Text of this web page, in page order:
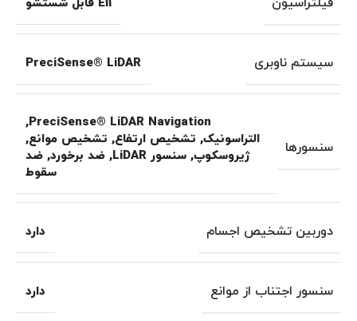
E11 قابل شستشو
سیستم ناوبری PreciSense® LiDAR
سنسورها
PreciSense® LiDAR Navigation
,
التراسونیک, تشخیص ارتفاع, تشخیص موانع,
ژیروسکوپ, سنسور LiDAR , ضد برخورد, ضد
سقوط
دوربین تشخیص اجسام دارد
سنسور اجتناب از موانع دارد